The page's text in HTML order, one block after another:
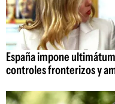
España impone
controles fronterizos y